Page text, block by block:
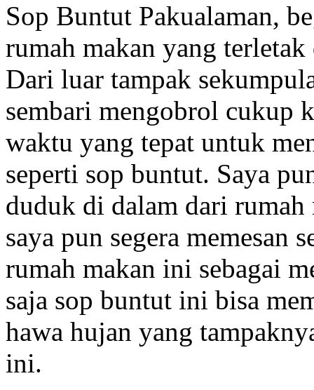
Sop Buntut Pakualaman,
rumah makan yang
Dari luar tampak
sembari mengobrol cukup
waktu yang tepat untuk
seperti sop buntut. Saya
duduk di dalam dari
saya pun segera memesan
rumah makan ini sebagai
saja sop buntut ini bisa
hawa hujan yang
ini.